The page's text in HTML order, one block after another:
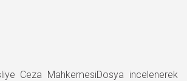
Ceza MahkemesiDosya incelenerek